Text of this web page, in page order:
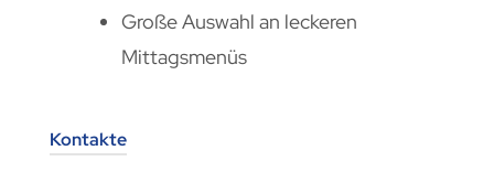
Große Auswahl an leckeren
Mittagsmenüs
Kontakte